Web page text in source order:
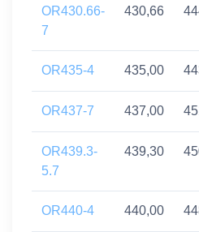
OR430.66-
7
430,66
OR435-4 435,00
OR437-7 437,00
OR439.3-
5.7
439,30
OR440-4 440,00